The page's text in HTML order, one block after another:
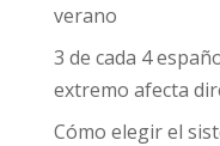
verano
3 de cada 4
extremo afecta
Cómo elegir el